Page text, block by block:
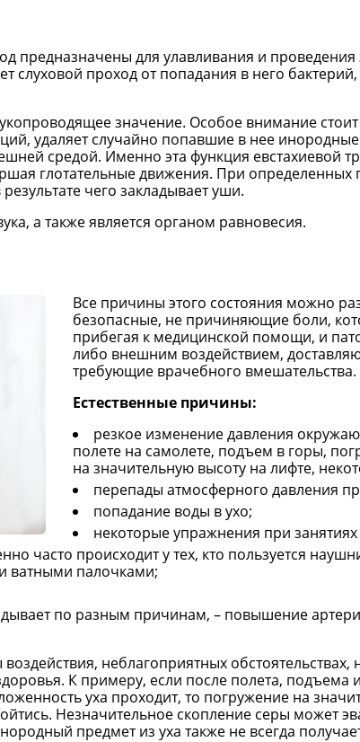
предназначены для улавливания и
проход от попадания в него
значение. Особое внимание стоит
удаляет случайно попавшие в нее
средой. Именно эта функция евстахиевой
глотательные движения. При определенных
чего закладывает уши.
а также является органом равновесия.
Все причины этого состояния можно
безопасные, не причиняющие боли,
прибегая к медицинской помощи, и
либо внешним воздействием,
требующие врачебного вмешательства.
Естественные причины:
резкое изменение давления
полете на самолете, подъем в горы,
на значительную высоту на лифте,
перепады атмосферного давления
попадание воды в ухо;
некоторые упражнения при
часто происходит у тех, кто пользуется
ватными палочками;
по разным причинам, – повышение
неблагоприятных
К примеру, если после полета, подъема
уха проходит, то погружение на
Незначительное скопление серы может
предмет из уха также не всегда